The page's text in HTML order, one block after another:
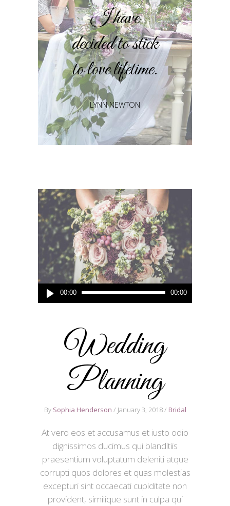
I have
decided to stick
to love lifetime.
LYNN NEWTON
Audio
Player
00:00 00:00
Wedding
Planning
By Sophia Henderson January 3, 2018 Bridal
At vero eos et accusamus et iusto odio
dignissimos ducimus qui blanditiis
praesentium voluptatum deleniti atque
corrupti quos dolores et quas molestias
excepturi sint occaecati cupiditate non
provident, similique sunt in culpa qui